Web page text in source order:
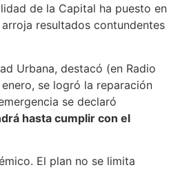
de la Capital ha puesto en
resultados contundentes
Urbana, destacó (en Radio
se logró la reparación
se declaró
hasta cumplir con el
El plan no se limita